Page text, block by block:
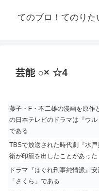
てのブロ！てのり
芸能 ○× ☆4
藤子・F・不二雄の漫画を原作
の日本テレビのドラマは『ウル
である
TBSで放送された時代劇『水
衛が印籠を出したことがあった
ドラマ『はぐれ刑事純情派』
「さくら」である